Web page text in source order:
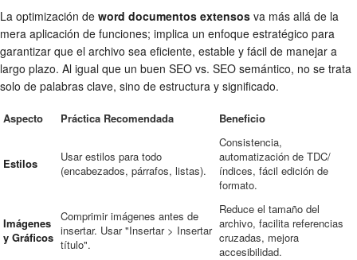
La optimización de word documentos extensos va más allá de la
mera aplicación de funciones; implica un enfoque estratégico para
garantizar que el archivo sea eficiente, estable y fácil de manejar a
largo plazo. Al igual que un buen SEO vs. SEO semántico, no se trata
solo de palabras clave, sino de estructura y significado.
Aspecto Práctica Recomendada Beneficio
Estilos
Usar estilos para todo
(encabezados, párrafos, listas).
Consistencia,
automatización de TDC/
índices, fácil edición de
formato.
Imágenes
y Gráficos
Comprimir imágenes antes de
insertar. Usar "Insertar > Insertar
título".
Reduce el tamaño del
archivo, facilita referencias
cruzadas, mejora
accesibilidad.